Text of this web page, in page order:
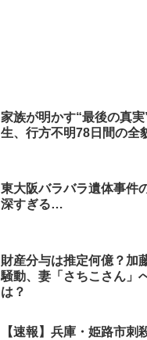
家族が明かす“最後の真
生、行方不明78日間の全
東大阪バラバラ遺体事件
深すぎる…
財産分与は推定何億？加
騒動、妻「さちこさん」
は？
【速報】兵庫・姫路市刺